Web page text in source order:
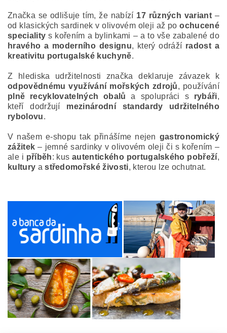
Značka se odlišuje tím, že nabízí 17 různých variant–
od klasických sardinek v olivovém oleji až poochucené
speciality s kořením a bylinkami – a to vše zabalené do
hravého a moderního designu, který odráží radost a
kreativitu portugalské kuchyně.
Z hlediska udržitelnosti značka deklaruje závazek k
odpovědnému využívání mořských zdrojů, používání
plně recyklovatelných obalů a spolupráci s rybáři,
kteří dodržují mezinárodní standardy udržitelného
rybolovu.
V našem e-shopu tak přinášíme nejen gastronomický
zážitek – jemné sardinky v olivovém oleji či s kořením –
ale i příběh: kusautentického portugalského pobřeží,
kultury astředomořské živosti, kterou lze ochutnat.